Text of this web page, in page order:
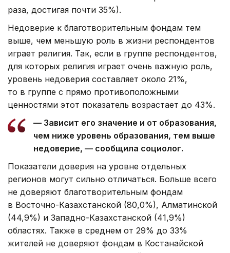
раза, достигая почти 35%).
Недоверие к благотворительным фондам тем
выше, чем меньшую роль в жизни респондентов
играет религия. Так, если в группе респондентов,
для которых религия играет очень важную роль,
уровень недоверия составляет около 21%,
то в группе с прямо противоположными
ценностями этот показатель возрастает до 43%.
— Зависит его значение и от образования,
чем ниже уровень образования, тем выше
недоверие, — сообщила социолог.
Показатели доверия на уровне отдельных
регионов могут сильно отличаться. Больше всего
не доверяют благотворительным фондам
в Восточно-Казахстанской (80,0%), Алматинской
(44,9%) и Западно-Казахстанской (41,9%)
областях. Также в среднем от 29% до 33%
жителей не доверяют фондам в Костанайской